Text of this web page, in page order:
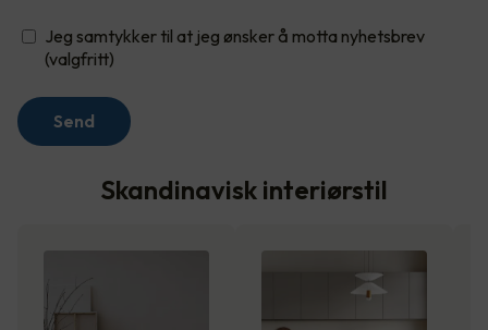
Jeg samtykker til at jeg ønsker å motta nyhetsbrev
(valgfritt)
Send
Skandinavisk interiørstil